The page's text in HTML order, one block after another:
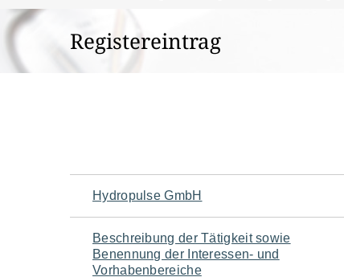
befinden
sich
hier:
Registereintrag
Navigation
für
Hydropulse GmbH
Beschreibung der Tätigkeit sowie
Benennung der Interessen- und
Vorhabenbereiche